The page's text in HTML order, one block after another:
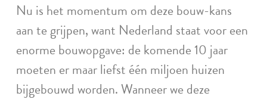
Nu is het momentum om deze bouw-kans
aan te grijpen, want Nederland staat voor een
enorme bouwopgave: de komende 10 jaar
moeten er maar liefst één miljoen huizen
bijgebouwd worden. Wanneer we deze